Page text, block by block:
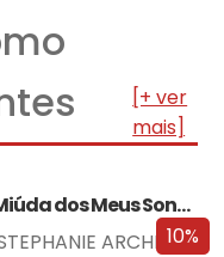
[+ ver
mais]
10%
A Miúda dos Meus Sonhos – Edição…
ARCHER